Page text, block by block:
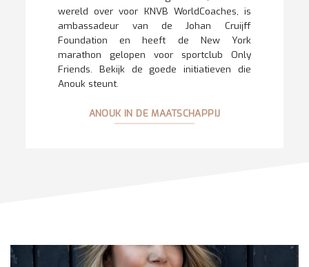
wereld over voor KNVB WorldCoaches, is
ambassadeur van de Johan Cruijff
Foundation en heeft de New York
marathon gelopen voor sportclub Only
Friends. Bekijk de goede initiatieven die
Anouk steunt.
ANOUK IN DE MAATSCHAPPIJ